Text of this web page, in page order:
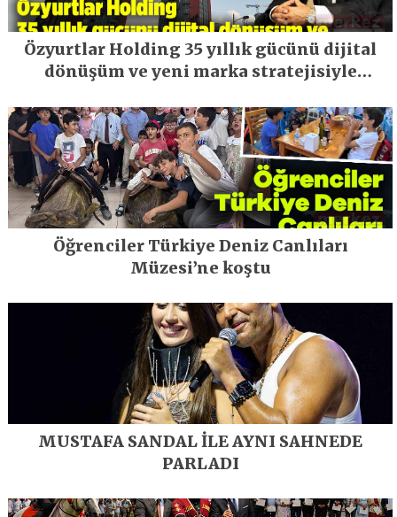
Özyurtlar Holding 35 yıllık gücünü dijital
dönüşüm ve yeni marka stratejisiyle
Öğrenciler Türkiye Deniz Canlıları
Müzesi’ne koştu
MUSTAFA SANDAL İLE AYNI SAHNEDE
PARLADI